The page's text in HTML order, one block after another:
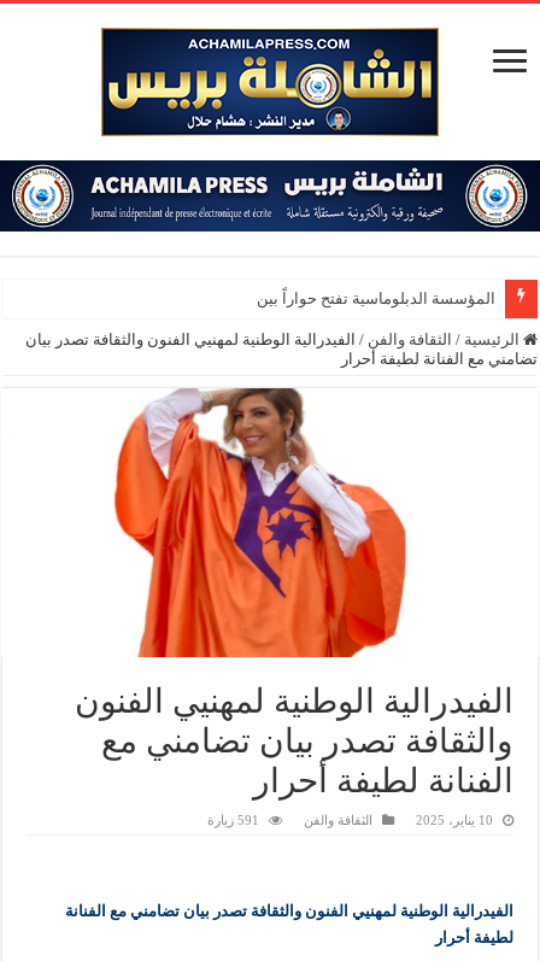
المؤسسة الدبلوماسية تفتح حواراً بين السلك الدبلوماسي و
الرئيسية / الثقافة والفن / الفيدرالية الوطنية لمهنيي الفنون والثقافة تصدر بيان
تضامني مع الفنانة لطيفة أحرار
الفيدرالية الوطنية لمهنيي الفنون
والثقافة تصدر بيان تضامني مع
الفنانة لطيفة أحرار
10 يناير، 2025 الثقافة والفن 591 زيارة
الفيدرالية الوطنية لمهنيي الفنون والثقافة تصدر بيان تضامني مع الفنانة
لطيفة أحرار